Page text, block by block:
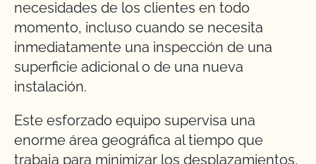
necesidades de los clientes en todo
momento, incluso cuando se necesita
inmediatamente una inspección de una
superficie adicional o de una nueva
instalación.
Este esforzado equipo supervisa una
enorme área geográfica al tiempo que
trabaja para minimizar los desplazamientos,